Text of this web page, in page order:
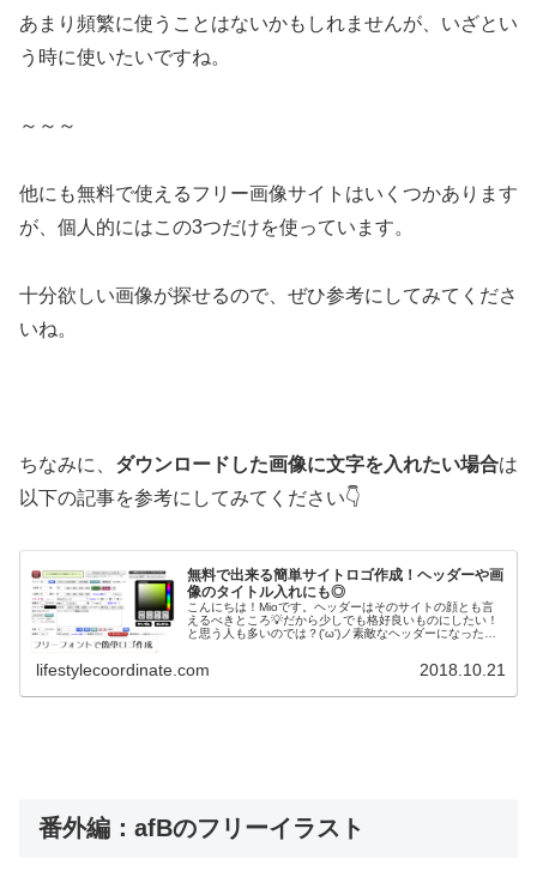
あまり頻繁に使うことはないかもしれませんが、いざとい
う時に使いたいですね。
～～～
他にも無料で使えるフリー画像サイトはいくつかあります
が、個人的にはこの3つだけを使っています。
十分欲しい画像が探せるので、ぜひ参考にしてみてくださ
いね。
ちなみに、 ダウンロードした画像に文字を入れたい場合は
以下の記事を参考にしてみてください👇
無料で出来る簡単サイトロゴ作成！ヘッダーや画
像のタイトル入れにも◎
こんにちは！Mioです。ヘッダーはそのサイトの顔とも言
えるべきところ💡だから少しでも格好良いものにしたい！
と思う人も多いのでは？('ω')ノ素敵なヘッダーになったら
lifestylecoordinate.com 2018.10.21
番外編：afBのフリーイラスト